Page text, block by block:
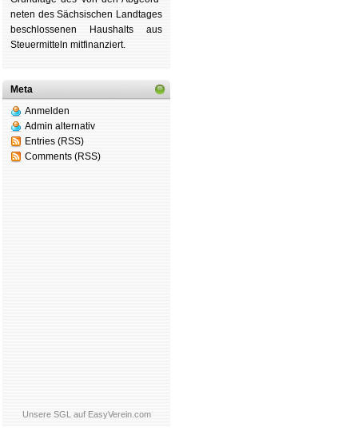
ne­ten des Säch­si­schen Land­tages
be­schlos­se­nen Haus­halts aus
Steu­er­mitteln mit­fi­nan­ziert.
Meta
Anmelden
Admin alternativ
Entries (RSS)
Comments (RSS)
Unsere SGL auf EasyVerein.com